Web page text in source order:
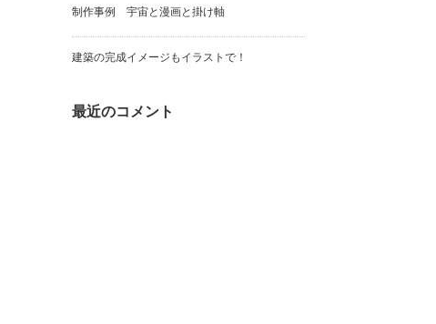
制作事例 宇宙と漫画と掛け軸
建築の完成イメージもイラストで！
最近のコメント